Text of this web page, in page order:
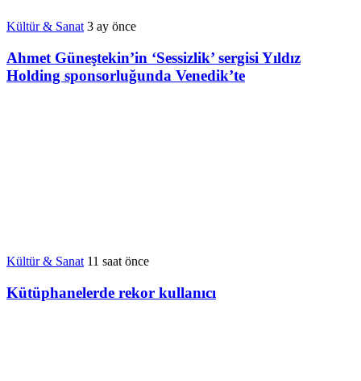
Kültür & Sanat 3 ay önce
Ahmet Güneştekin’in ‘Sessizlik’ sergisi Yıldız
Holding sponsorluğunda Venedik’te
Kültür & Sanat 11 saat önce
Kütüphanelerde rekor kullanıcı